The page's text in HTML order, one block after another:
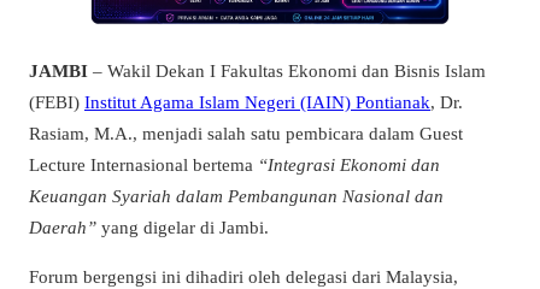
JAMBI – Wakil Dekan I Fakultas Ekonomi dan Bisnis Islam
(FEBI) Institut Agama Islam Negeri (IAIN) Pontianak, Dr.
Rasiam, M.A., menjadi salah satu pembicara dalam Guest
Lecture Internasional bertema “Integrasi Ekonomi dan
Keuangan Syariah dalam Pembangunan Nasional dan
Daerah” yang digelar di Jambi.
Forum bergengsi ini dihadiri oleh delegasi dari Malaysia,